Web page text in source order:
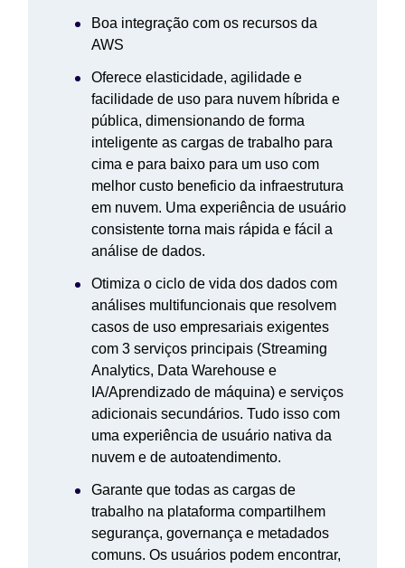
Boa integração com os recursos da
AWS
Oferece elasticidade, agilidade e
facilidade de uso para nuvem híbrida e
pública, dimensionando de forma
inteligente as cargas de trabalho para
cima e para baixo para um uso com
melhor custo beneficio da infraestrutura
em nuvem. Uma experiência de usuário
consistente torna mais rápida e fácil a
análise de dados.
Otimiza o ciclo de vida dos dados com
análises multifuncionais que resolvem
casos de uso empresariais exigentes
com 3 serviços principais (Streaming
Analytics, Data Warehouse e
IA/Aprendizado de máquina) e serviços
adicionais secundários. Tudo isso com
uma experiência de usuário nativa da
nuvem e de autoatendimento.
Garante que todas as cargas de
trabalho na plataforma compartilhem
segurança, governança e metadados
comuns. Os usuários podem encontrar,